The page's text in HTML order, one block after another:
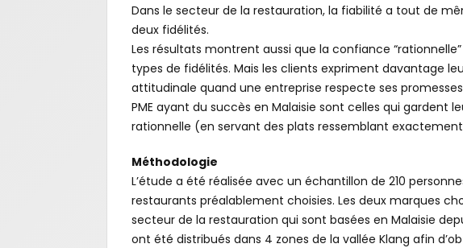
Dans le secteur de la restauration, la fiabilité a tout de
deux fidélités.
Les résultats montrent aussi que la confiance
types de fidélités. Mais les clients expriment davantage
attitudinale quand une entreprise respecte ses
PME ayant du succès en Malaisie sont celles qui gardent
rationnelle (en servant des plats ressemblant
Méthodologie
L’étude a été réalisée avec un échantillon de 210
restaurants préalablement choisies. Les deux marques
secteur de la restauration qui sont basées en Malaisie
ont été distribués dans 4 zones de la vallée Klang afin